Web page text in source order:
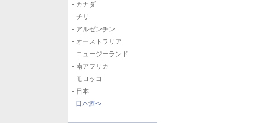
- カナダ
- チリ
- アルゼンチン
- オーストラリア
- ニュージーランド
- 南アフリカ
- モロッコ
- 日本
日本酒->